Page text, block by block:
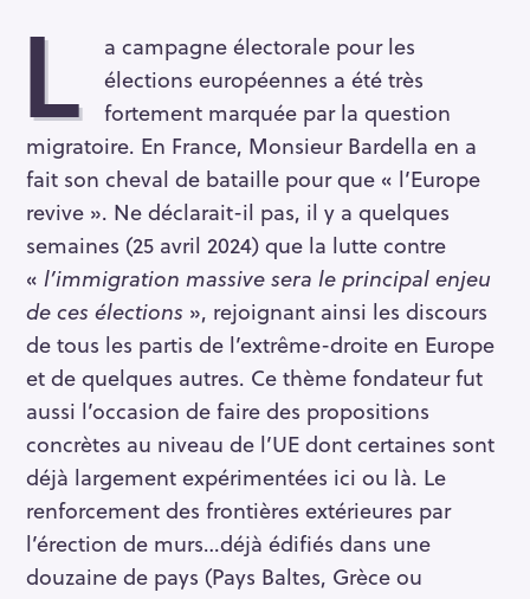
L
a campagne électorale pour les
élections européennes a été très
fortement marquée par la question
migratoire. En France, Monsieur Bardella en a
fait son cheval de bataille pour que « l’Europe
revive ». Ne déclarait-il pas, il y a quelques
semaines (25 avril 2024) que la lutte contre
« l’immigration massive sera le principal enjeu
de ces élections », rejoignant ainsi les discours
de tous les partis de l’extrême-droite en Europe
et de quelques autres. Ce thème fondateur fut
aussi l’occasion de faire des propositions
concrètes au niveau de l’UE dont certaines sont
déjà largement expérimentées ici ou là. Le
renforcement des frontières extérieures par
l’érection de murs…déjà édifiés dans une
douzaine de pays (Pays Baltes, Grèce ou